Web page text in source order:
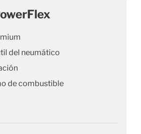
del neumático
de combustible